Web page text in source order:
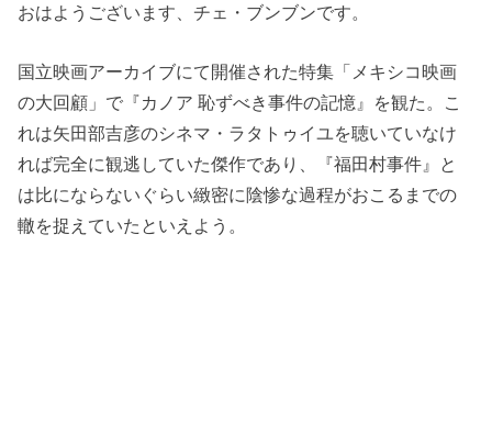
おはようございます、チェ・ブンブンです。
国立映画アーカイブにて開催された特集「メキシコ映画
の大回顧」で『カノア 恥ずべき事件の記憶』を観た。こ
れは矢田部吉彦のシネマ・ラタトゥイユを聴いていなけ
れば完全に観逃していた傑作であり、『福田村事件』と
は比にならないぐらい緻密に陰惨な過程がおこるまでの
轍を捉えていたといえよう。